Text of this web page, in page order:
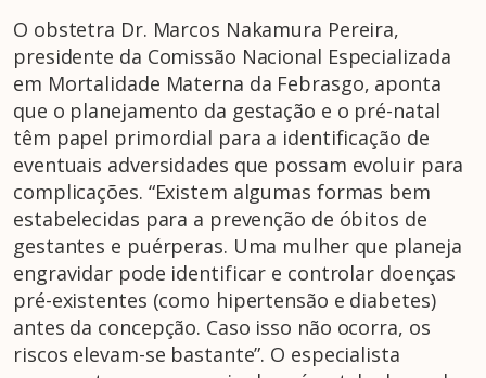
O obstetra Dr. Marcos Nakamura Pereira,
presidente da Comissão Nacional Especializada
em Mortalidade Materna da Febrasgo, aponta
que o planejamento da gestação e o pré-natal
têm papel primordial para a identificação de
eventuais adversidades que possam evoluir para
complicações. “Existem algumas formas bem
estabelecidas para a prevenção de óbitos de
gestantes e puérperas. Uma mulher que planeja
engravidar pode identificar e controlar doenças
pré-existentes (como hipertensão e diabetes)
antes da concepção. Caso isso não ocorra, os
riscos elevam-se bastante”. O especialista